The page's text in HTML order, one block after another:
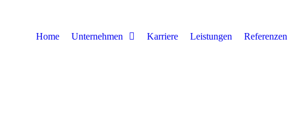
Home Unternehmen Karriere Leistungen Referenzen